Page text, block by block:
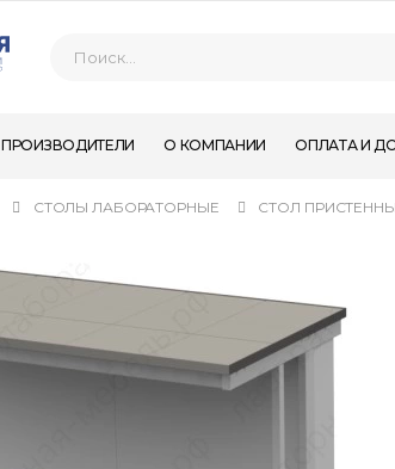
ПРОИЗВОДИТЕЛИ О КОМПАНИИ ОПЛАТА И
СТОЛЫ ЛАБОРАТОРНЫЕ СТОЛ